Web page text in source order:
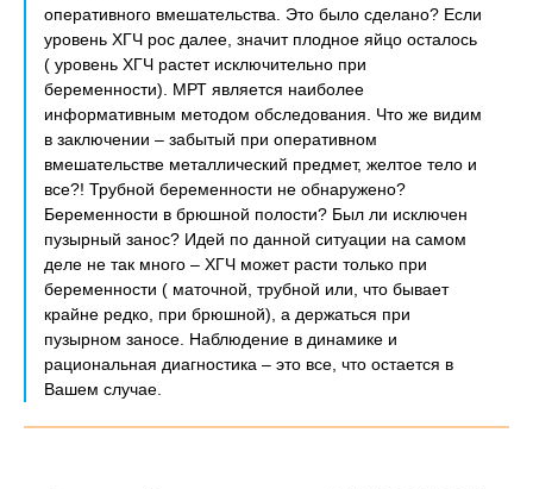
оперативного вмешательства. Это было сделано? Если
уровень ХГЧ рос далее, значит плодное яйцо осталось
( уровень ХГЧ растет исключительно при
беременности). МРТ является наиболее
информативным методом обследования. Что же видим
в заключении – забытый при оперативном
вмешательстве металлический предмет, желтое тело и
все?! Трубной беременности не обнаружено?
Беременности в брюшной полости? Был ли исключен
пузырный занос? Идей по данной ситуации на самом
деле не так много – ХГЧ может расти только при
беременности ( маточной, трубной или, что бывает
крайне редко, при брюшной), а держаться при
пузырном заносе. Наблюдение в динамике и
рациональная диагностика – это все, что остается в
Вашем случае.